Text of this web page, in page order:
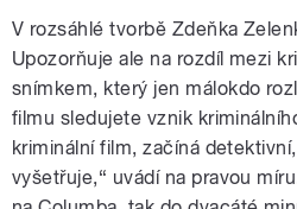
V rozsáhlé tvorbě Zdeňka
Upozorňuje ale na rozdíl mezi
snímkem, který jen málokdo
filmu sledujete vznik
kriminální film, začíná
vyšetřuje,“ uvádí na pravou